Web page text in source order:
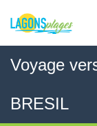
Voyage
BRESIL